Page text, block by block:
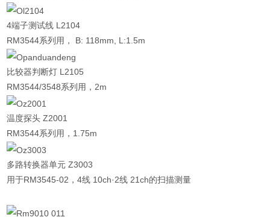
4端子测试线 L2104
RM3544系列用， B: 118mm, L:1.5m
比较器判断灯 L2105
RM3544/3548系列用，2m
温度探头 Z2001
RM3544系列用，1.75m
多路转换器单元 Z3003
用于RM3545-02，4线 10ch·2线 21ch的扫描测量